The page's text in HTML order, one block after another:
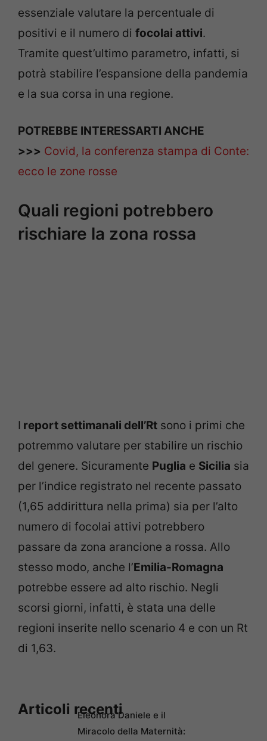
essenziale valutare la percentuale di
positivi e il numero di focolai attivi.
Tramite quest’ultimo parametro, infatti, si
potrà stabilire l’espansione della pandemia
e la sua corsa in una regione.
POTREBBE INTERESSARTI ANCHE
>>> Covid, la conferenza stampa di Conte:
ecco le zone rosse
Quali regioni potrebbero
rischiare la zona rossa
I report settimanali dell’Rt sono i primi che
potremmo valutare per stabilire un rischio
del genere. Sicuramente Puglia e Sicilia sia
per l’indice registrato nel recente passato
(1,65 addirittura nella prima) sia per l’alto
numero di focolai attivi potrebbero
passare da zona arancione a rossa. Allo
stesso modo, anche l’Emilia-Romagna
potrebbe essere ad alto rischio. Negli
scorsi giorni, infatti, è stata una delle
regioni inserite nello scenario 4 e con un Rt
di 1,63.
Articoli recentiEleonora Daniele e il
Miracolo della Maternità: